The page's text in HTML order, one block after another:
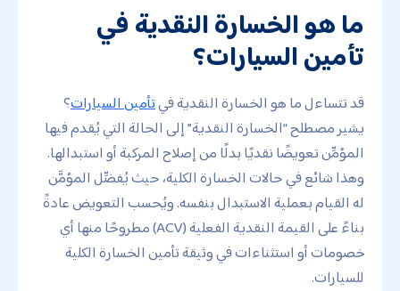
ما هو الخسارة النقدية في
تأمين السيارات؟
قد تتساءل ما هو الخسارة النقدية فيتأمين السيارات؟
يشير مصطلح “الخسارة النقدية” إلى الحالة التي يُقدم فيها
المؤمِّن تعويضًا نقديًا بدلًا من إصلاح المركبة أو استبدالها.
وهذا شائع في حالات الخسارة الكلية، حيث يُفضِّل المؤمَّن
له القيام بعملية الاستبدال بنفسه. ويُحسب التعويض عادةً
بناءً على القيمة النقدية الفعلية (ACV) مطروحًا منها أي
خصومات أو استثناءات في وثيقة تأمين الخسارة الكلية
للسيارات.